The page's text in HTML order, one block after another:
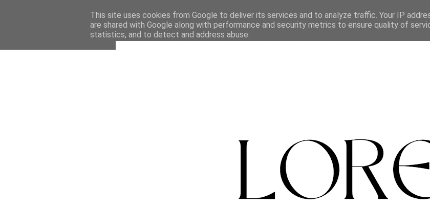
This site uses cookies from Google to deliver its services and to analyze traffic. Your IP
are shared with Google along with performance and security metrics to ensure quality of
statistics, and to detect and address abuse.